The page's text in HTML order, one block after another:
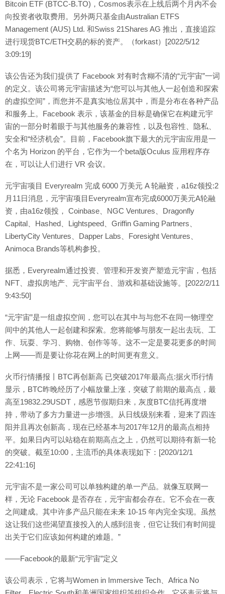
Bitcoin ETF (BTCC-B.TO)，Cosmos表示在上线后两个月内不会
向投资者收取费用。另外两只基金由Australian ETFS
Management (AUS) Ltd. 和Swiss 21Shares AG 推出，直接追踪
进行现货BTC/ETH交易的标的资产。（forkast）[2022/5/12
3:09:19]
该公告还为我们提供了 Facebook 对有时含糊不清的“元宇宙”一词
的定义。该公司将元宇宙描述为“您可以与其他人一起创造和探索
的虚拟空间”，而您并不是真实地位居其中，而是分布在各种产品
和服务上。Facebook 表示，该基金的目标是确保它在构建元宇
宙的一部分时着眼于与其他服务的兼容性，以及包容性、隐私、
安全和“经济机会”。目前，Facebook旗下最大的元宇宙应用是一
个名为 Horizon 的平台，它作为一个beta版Oculus 应用程序存
在，可以让人们进行 VR 会议。
元宇宙项目 Everyrealm 完成 6000 万美元 A 轮融资，a16z领投:2
月11日消息，元宇宙项目Everyrealm宣布完成6000万美元A轮融
资，由a16z领投， Coinbase、NGC Ventures、Dragonfly
Capital、Hashed、Lightspeed、Griffin Gaming Partners、
LibertyCity Ventures、Dapper Labs、Foresight Ventures、
Animoca Brands等机构参投。
据悉，Everyrealm通过投资、管理和开发资产塑造元宇宙，包括
NFT、虚拟房地产、元宇宙平台、游戏和基础设施等。[2022/2/11
9:43:50]
“元宇宙”是一组虚拟空间，您可以在其中与与您不在同一物理空
间中的其他人一起创建和探索。您将能够与朋友一起出去玩、工
作、玩耍、学习、购物、创作等等。这不一定是要花更多的时间
上网——而是要让你花在网上的时间更有意义。
火币行情播报丨BTC再创新高 已突破2017年最高点:据火币行情
显示，BTC昨晚经历了小幅放量上涨，突破了前期的最高点，最
高至19832.29USDT，感恩节假期归来，灰度BTC信托再度增
持，带动了多方力量进一步增强。从日线级别来看，迎来了四连
阳并且再次创新高，现在已经基本与2017年12月的最高点相持
平。如果日内可以站稳在前期高点之上，仍然可以期待有新一轮
的突破。截至10:00，主流币的具体表现如下：[2020/12/1
22:41:16]
元宇宙不是一家公司可以单独构建的单一产品。就像互联网一
样，无论 Facebook 是否存在，元宇宙都会存在。它不会在一夜
之间建成。其中许多产品只能在未来 10-15 年内完全实现。虽然
这让我们这些渴望直接投入的人感到沮丧，但它让我们有时间提
出关于它们应该如何构建的难题。”
——Facebook的最新“元宇宙”定义
该公司表示，它将与Women in Immersive Tech、Africa No